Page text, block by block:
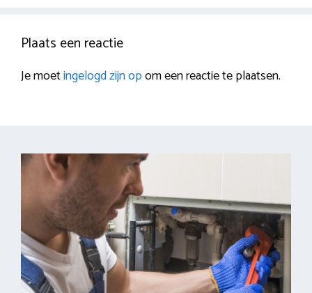
Plaats een reactie
Je moetingelogd zijn opom een reactie te plaatsen.